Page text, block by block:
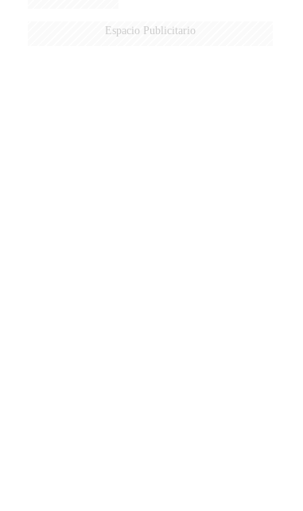
Espacio Publicitario